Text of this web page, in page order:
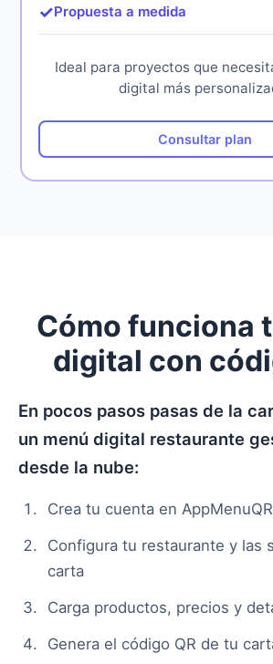
✓Propuesta a medida
Ideal para proyectos que
digital más
Consultar plan
Cómo funciona
digital con
En pocos pasos pasas de la
un menú digital restaurante
desde la nube:
Crea tu cuenta en AppMenuQR
Configura tu restaurante y las
carta
Carga productos, precios y
Genera el código QR de tu